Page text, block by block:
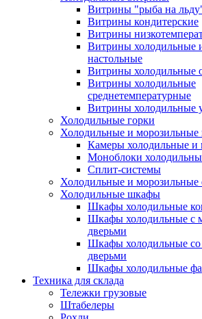
Витрины "рыба на
Витрины кондитерские
Витрины
Витрины холодильные
настольные
Витрины холодильные
Витрины холодильные
среднетемпературные
Витрины холодильные
Холодильные горки
Холодильные и морозильные
Камеры холодильные и
Моноблоки
Сплит-системы
Холодильные и морозильные
Холодильные шкафы
Шкафы холодильные
Шкафы холодильные с
дверьми
Шкафы холодильные со
дверьми
Шкафы холодильные
Техника для склада
Тележки грузовые
Штабелеры